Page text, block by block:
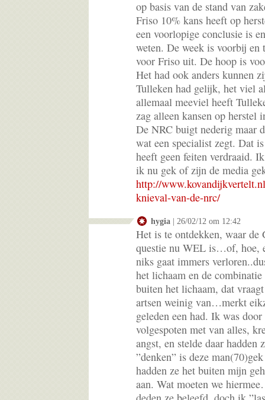
op basis van de stand van
Friso 10% kans heeft op
een voorlopige conclusie is
weten. De week is voorbij
voor Friso uit. De hoop is
Het had ook anders kunnen
Tulleken had gelijk, het viel
allemaal meeviel heeft
zag alleen kansen op
De NRC buigt nederig maar
wat een specialist zegt. Dat
heeft geen feiten verdraaid.
ik nu gek of zijn de media
http://
knieval-van-de-nrc/
hygia | 26/02/12 om 12:42
Het is te ontdekken, waar de
questie nu WEL is…of,
niks gaat immers
het lichaam en de
buiten het lichaam, dat
artsen weinig van…merkt
geleden een had. Ik was
volgespoten met van alles,
angst, en stelde daar hadden
”denken” is deze
hadden ze het buiten mijn
aan. Wat moeten we